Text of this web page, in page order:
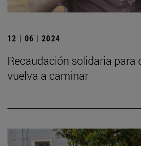
12 | 06 | 2024
Recaudación solidaria para
vuelva a caminar